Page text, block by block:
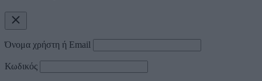
Όνομα χρήστη ή Email
Κωδικός